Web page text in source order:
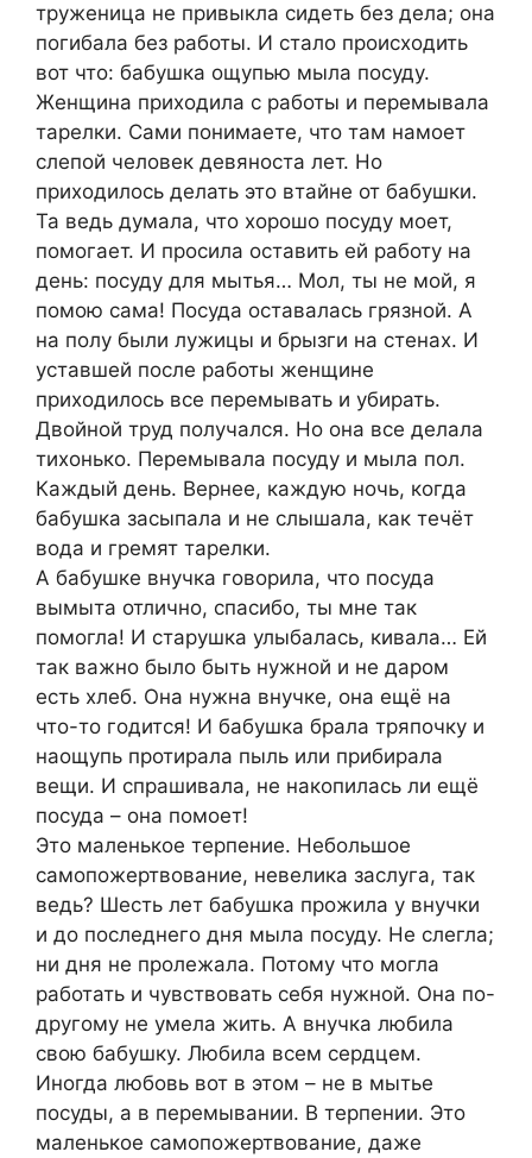
труженица не привыкла сидеть без дела; она
погибала без работы. И стало происходить
вот что: бабушка ощупью мыла посуду.
Женщина приходила с работы и перемывала
тарелки. Сами понимаете, что там намоет
слепой человек девяноста лет. Но
приходилось делать это втайне от бабушки.
Та ведь думала, что хорошо посуду моет,
помогает. И просила оставить ей работу на
день: посуду для мытья… Мол, ты не мой, я
помою сама! Посуда оставалась грязной. А
на полу были лужицы и брызги на стенах. И
уставшей после работы женщине
приходилось все перемывать и убирать.
Двойной труд получался. Но она все делала
тихонько. Перемывала посуду и мыла пол.
Каждый день. Вернее, каждую ночь, когда
бабушка засыпала и не слышала, как течёт
вода и гремят тарелки.
А бабушке внучка говорила, что посуда
вымыта отлично, спасибо, ты мне так
помогла! И старушка улыбалась, кивала… Ей
так важно было быть нужной и не даром
есть хлеб. Она нужна внучке, она ещё на
что-то годится! И бабушка брала тряпочку и
наощупь протирала пыль или прибирала
вещи. И спрашивала, не накопилась ли ещё
посуда – она помоет!
Это маленькое терпение. Небольшое
самопожертвование, невелика заслуга, так
ведь? Шесть лет бабушка прожила у внучки
и до последнего дня мыла посуду. Не слегла;
ни дня не пролежала. Потому что могла
работать и чувствовать себя нужной. Она по-
другому не умела жить. А внучка любила
свою бабушку. Любила всем сердцем.
Иногда любовь вот в этом – не в мытье
посуды, а в перемывании. В терпении. Это
маленькое самопожертвование, даже